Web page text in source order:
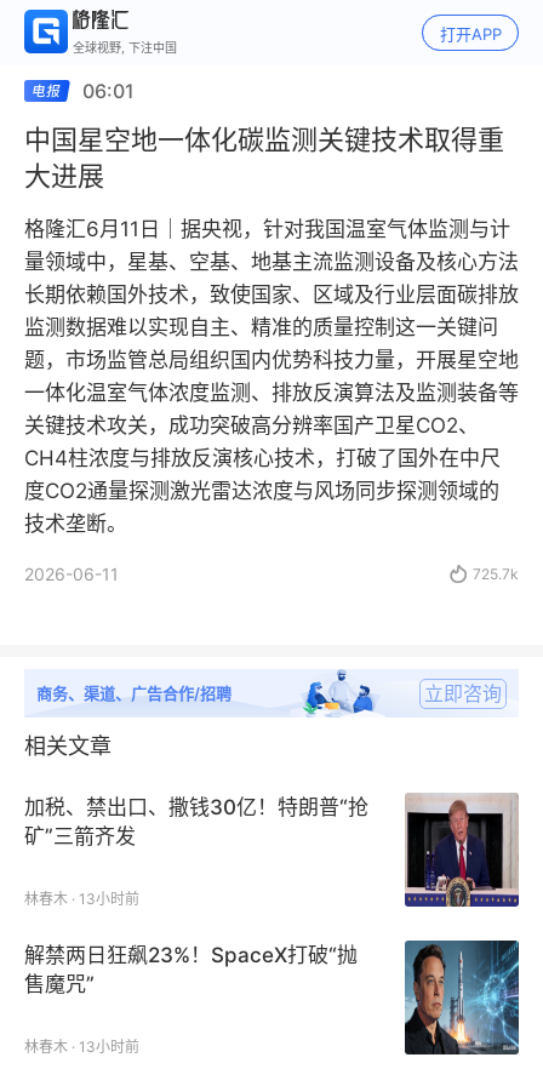
全球视野, 下注中国
打开APP
06:01
中国星空地一体化碳监测关键技术取得重
大进展
格隆汇6月11日｜据央视，针对我国温室气体监测与计
量领域中，星基、空基、地基主流监测设备及核心方法
长期依赖国外技术，致使国家、区域及行业层面碳排放
监测数据难以实现自主、精准的质量控制这一关键问
题，市场监管总局组织国内优势科技力量，开展星空地
一体化温室气体浓度监测、排放反演算法及监测装备等
关键技术攻关，成功突破高分辨率国产卫星CO2、
CH4柱浓度与排放反演核心技术，打破了国外在中尺
度CO2通量探测激光雷达浓度与风场同步探测领域的
技术垄断。
2026-06-11  725.7k
商务、渠道、广告合作/招聘 立即咨询
相关文章
加税、禁出口、撒钱30亿！特朗普“抢
矿”三箭齐发
林春木 · 13小时前
解禁两日狂飙23%！SpaceX打破“抛
售魔咒”
林春木 · 13小时前